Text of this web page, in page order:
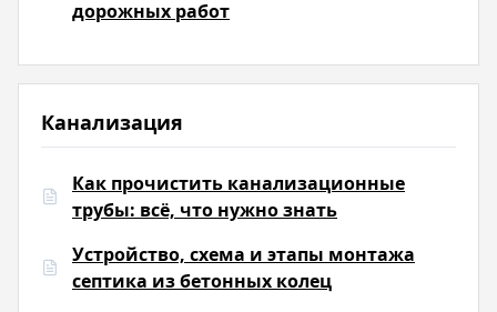
дорожных работ
Канализация
Как прочистить канализационные
трубы: всё, что нужно знать
Устройство, схема и этапы монтажа
септика из бетонных колец